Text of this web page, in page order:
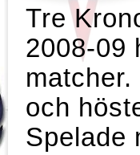
Tre
2008-09
och
Spelade